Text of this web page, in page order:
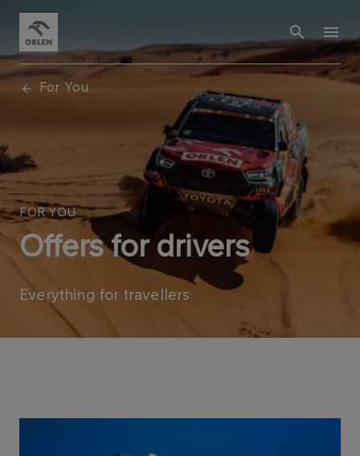
For You
FOR YOU
Offers for drivers
Everything for travellers